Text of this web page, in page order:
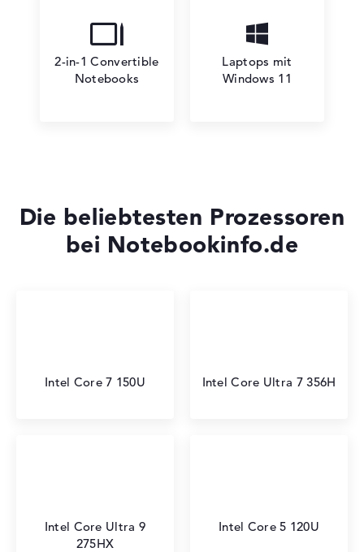
2-in-1 Convertible
Notebooks
Laptops mit
Windows 11
Die beliebtesten Prozessoren
bei Notebookinfo.de
Intel Core 7 150U Intel Core Ultra 7 356H
Intel Core Ultra 9
275HX
Intel Core 5 120U